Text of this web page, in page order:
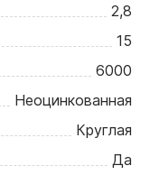
2,8
15
6000
Неоцинкованная
Круглая
Да